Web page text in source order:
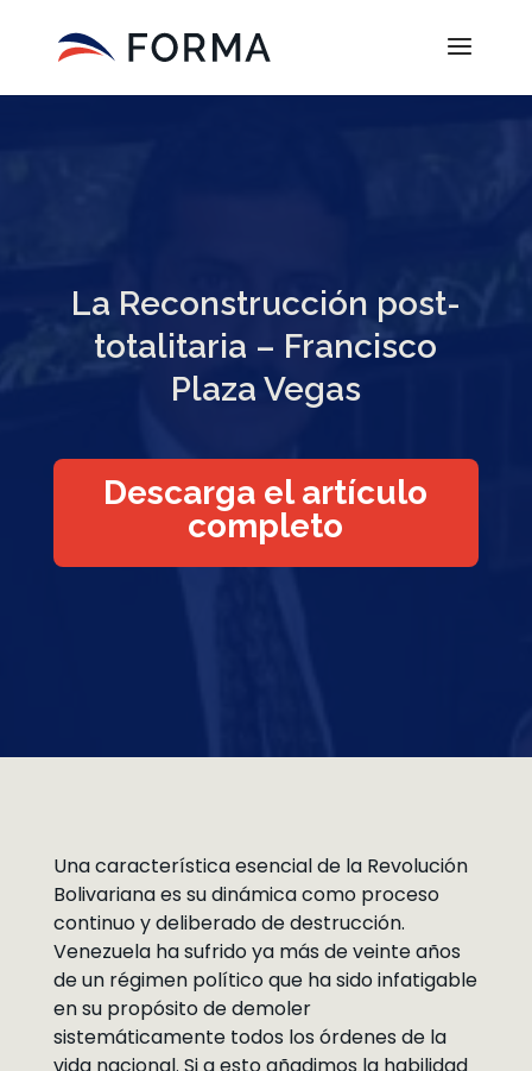
La Reconstrucción post-
totalitaria – Francisco
Plaza Vegas
Descarga el artículo
completo
Una característica esencial de la Revolución
Bolivariana es su dinámica como proceso
continuo y deliberado de destrucción.
Venezuela ha sufrido ya más de veinte años
de un régimen político que ha sido infatigable
en su propósito de demoler
sistemáticamente todos los órdenes de la